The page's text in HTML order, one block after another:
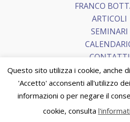
FRANCO
ARTICOLI
SEMINARI
CONTATTI
Copyright © 2026 Tao Alchemy.
Questo sito utilizza i cookie, anche
'Accetto' acconsenti all'utilizzo
informazioni o per negare il
cookie, consulta